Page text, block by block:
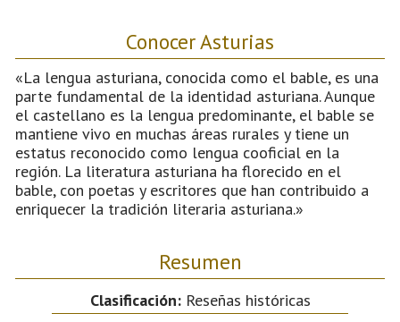
Conocer Asturias
«La lengua asturiana, conocida como el bable, es una
parte fundamental de la identidad asturiana. Aunque
el castellano es la lengua predominante, el bable se
mantiene vivo en muchas áreas rurales y tiene un
estatus reconocido como lengua cooficial en la
región. La literatura asturiana ha florecido en el
bable, con poetas y escritores que han contribuido a
enriquecer la tradición literaria asturiana.»
Resumen
Clasificación:Reseñas históricas